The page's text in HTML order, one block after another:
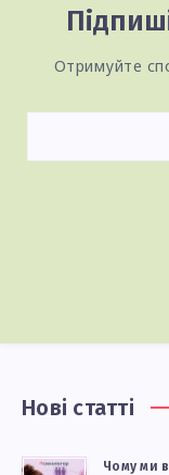
Отримуйте
Нові статті
Чому ми